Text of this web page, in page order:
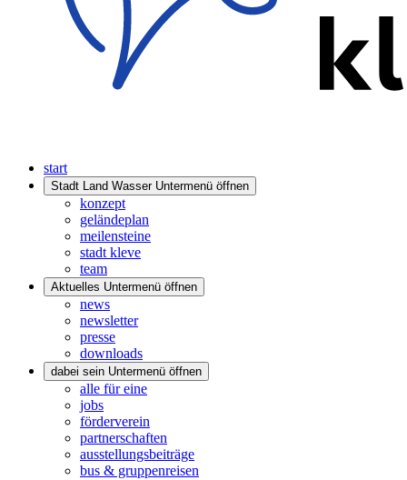
start
Stadt Land Wasser Untermenü öffnen
konzept
geländeplan
meilensteine
stadt kleve
team
Aktuelles Untermenü öffnen
news
newsletter
presse
downloads
dabei sein Untermenü öffnen
alle für eine
jobs
förderverein
partnerschaften
ausstellungsbeiträge
bus & gruppenreisen